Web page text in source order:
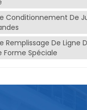
et de scellage de jus en
: l'équipement
spéciale de
effectuer des
de scellage de jus
garantir que la
Conditionnement De
Remplissage De Ligne
Forme Spéciale